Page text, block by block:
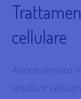
cellulare
Axione termica
strutture